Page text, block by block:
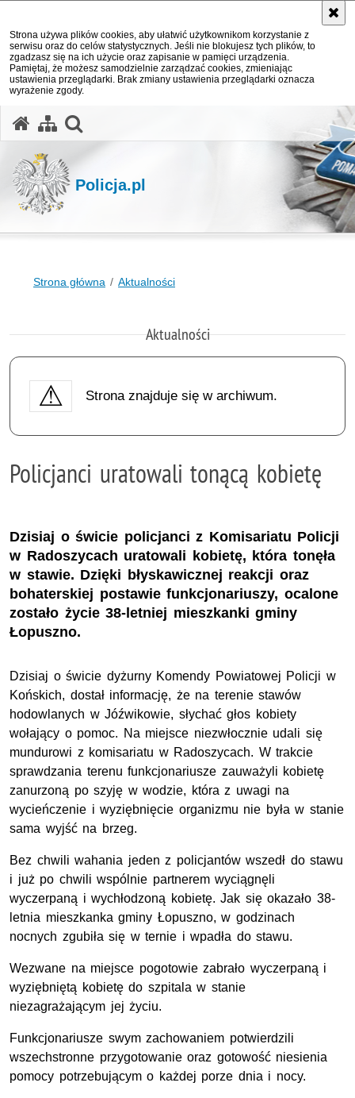
Strona używa plików cookies, aby ułatwić użytkownikom korzystanie z
serwisu oraz do celów statystycznych. Jeśli nie blokujesz tych plików, to
zgadzasz się na ich użycie oraz zapisanie w pamięci urządzenia.
Pamiętaj, że możesz samodzielnie zarządzać cookies, zmieniając
ustawienia przeglądarki. Brak zmiany ustawienia przeglądarki oznacza
wyrażenie zgody.
Policja.pl
Strona główna Aktualności
Aktualności
Strona znajduje się w archiwum.
Policjanci uratowali tonącą kobietę
Dzisiaj o świcie policjanci z Komisariatu Policji
w Radoszycach uratowali kobietę, która tonęła
w stawie. Dzięki błyskawicznej reakcji oraz
bohaterskiej postawie funkcjonariuszy, ocalone
zostało życie 38-letniej mieszkanki gminy
Łopuszno.
Dzisiaj o świcie dyżurny Komendy Powiatowej Policji w
Końskich, dostał informację, że na terenie stawów
hodowlanych w Jóźwikowie, słychać głos kobiety
wołający o pomoc. Na miejsce niezwłocznie udali się
mundurowi z komisariatu w Radoszycach. W trakcie
sprawdzania terenu funkcjonariusze zauważyli kobietę
zanurzoną po szyję w wodzie, która z uwagi na
wycieńczenie i wyziębnięcie organizmu nie była w stanie
sama wyjść na brzeg.
Bez chwili wahania jeden z policjantów wszedł do stawu
i już po chwili wspólnie partnerem wyciągnęli
wyczerpaną i wychłodzoną kobietę. Jak się okazało 38-
letnia mieszkanka gminy Łopuszno, w godzinach
nocnych zgubiła się w ternie i wpadła do stawu.
Wezwane na miejsce pogotowie zabrało wyczerpaną i
wyziębniętą kobietę do szpitala w stanie
niezagrażającym jej życiu.
Funkcjonariusze swym zachowaniem potwierdzili
wszechstronne przygotowanie oraz gotowość niesienia
pomocy potrzebującym o każdej porze dnia i nocy.